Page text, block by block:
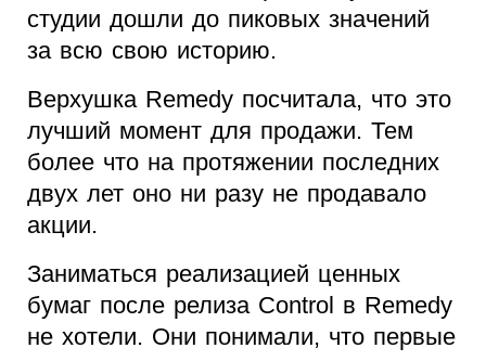
студии дошли до пиковых значений
за всю свою историю.
Верхушка Remedy посчитала, что это
лучший момент для продажи. Тем
более что на протяжении последних
двух лет оно ни разу не продавало
акции.
Заниматься реализацией ценных
бумаг после релиза Control в Remedy
не хотели. Они понимали, что первые